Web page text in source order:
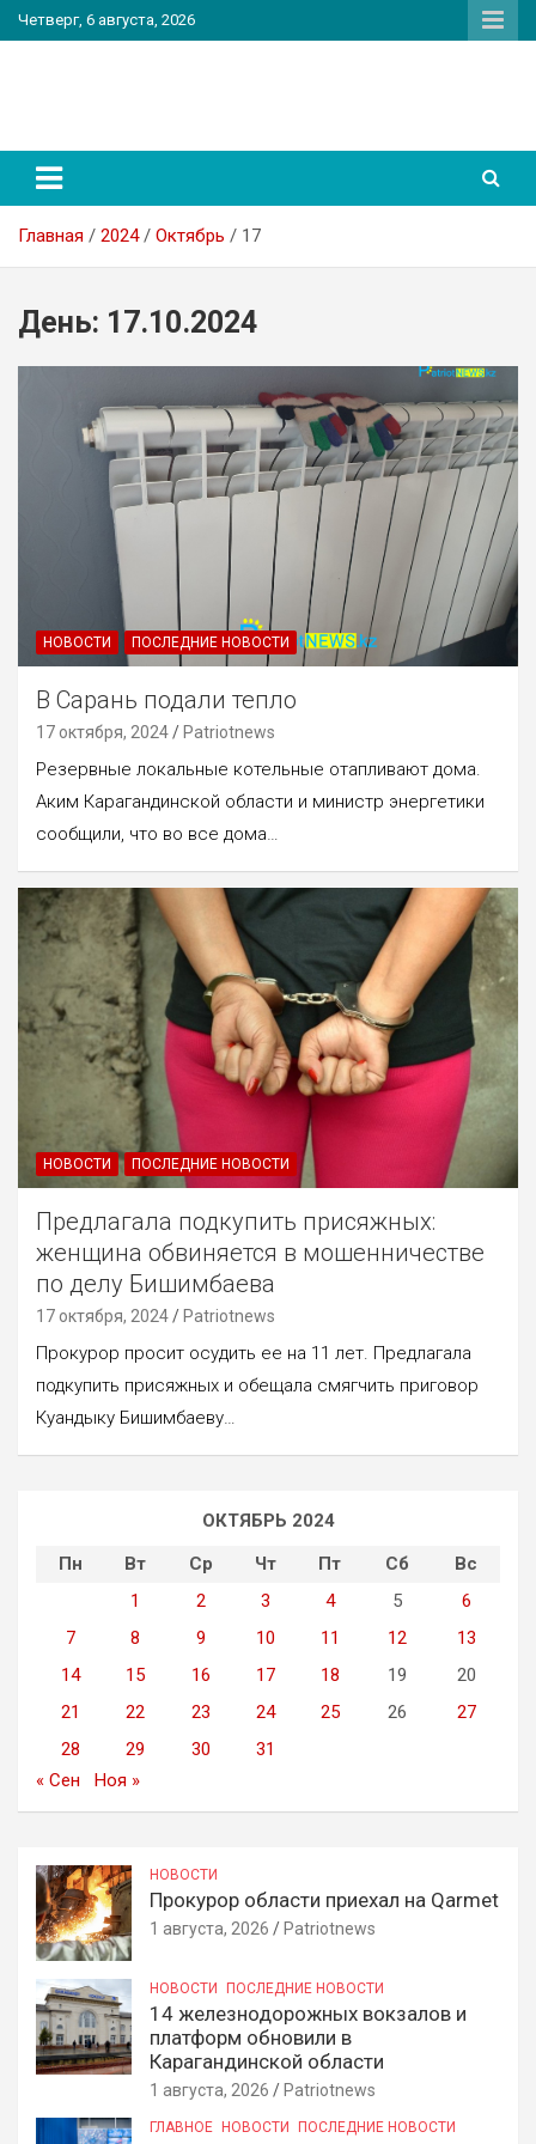
Перейти
к
Четверг, 6 августа, 2026
Главная 2024 Октябрь 17
День: 17.10.2024
НОВОСТИ ПОСЛЕДНИЕ НОВОСТИ
В Сарань подали тепло
17 октября, 2024 Patriotnews
Резервные локальные котельные отапливают дома.
Аким Карагандинской области и министр энергетики
сообщили, что во все дома…
НОВОСТИ ПОСЛЕДНИЕ НОВОСТИ
Предлагала подкупить присяжных:
женщина обвиняется в мошенничестве
по делу Бишимбаева
17 октября, 2024 Patriotnews
Прокурор просит осудить ее на 11 лет. Предлагала
подкупить присяжных и обещала смягчить приговор
Куандыку Бишимбаеву…
ОКТЯБРЬ 2024
Пн
Вт Ср Чт Пт Сб
Вс
1
2 3 4 5
6
7
8 9 10 11 12
13
14
15 16 17 18 19
20
21
22 23 24 25 26
27
28
29 30
31
« Сен
Ноя »
НОВОСТИ
Прокурор области приехал на Qarmet
1 августа, 2026 Patriotnews
НОВОСТИ ПОСЛЕДНИЕ НОВОСТИ
14 железнодорожных вокзалов и
платформ обновили в
Карагандинской области
1 августа, 2026 Patriotnews
ГЛАВНОЕ НОВОСТИ ПОСЛЕДНИЕ НОВОСТИ